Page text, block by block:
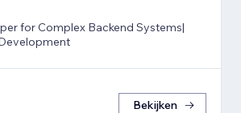
for Complex Backend Systems|
Bekijken